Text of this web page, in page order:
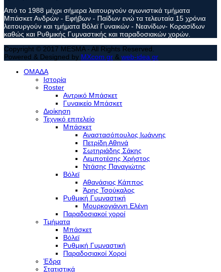
Από το 1988 μέχρι σήμερα λειτουργούν αγωνιστικά τμήματα
Μπάσκετ Ανδρών - Εφήβων - Παίδων ενώ τα τελευταία 15 χρόνια
λειτουργούν και τμήματα Βόλεϊ Γυναικών - Νεανίδων- Κορασίδων
καθώς και Ρυθμικής Γυμναστικής και παραδοσιακών χορών.
Copyright © 2017 MESMA - All Rights Reserved.
Powered & Designed by MXcom.gr & web-idea.gr
ΟΜΑΔΑ
Ιστορία
Roster
Αντρικό Μπάσκετ
Γυναικείο Μπάσκετ
Διοίκηση
Τεχνικό επιτελείο
Μπάσκετ
Αναστασόπουλος Ιωάννης
Πετρίδη Αθηνά
Σωτηριάδης Σάκης
Λεμποτέσης Χρήστος
Ντάσης Παναγιώτης
Βόλεϊ
Αθανάσιος Κάππος
Άρης Τσούκαλος
Ρυθμική Γυμναστική
Μουρκογιάννη Ελένη
Παραδοσιακοί χοροί
Τμήματα
Μπάσκετ
Βόλεϊ
Ρυθμική Γυμναστική
Παραδοσιακοί Χοροί
Έδρα
Στατιστικά